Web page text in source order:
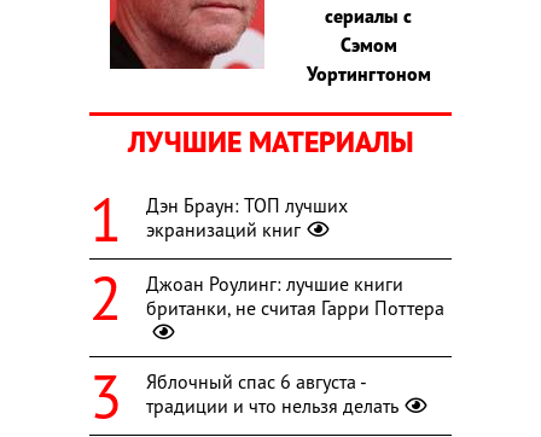
сериалы с
Сэмом
Уортингтоном
ЛУЧШИЕ МАТЕРИАЛЫ
Дэн Браун: ТОП лучших
экранизаций книг
Джоан Роулинг: лучшие книги
британки, не считая Гарри Поттера
Яблочный спас 6 августа -
традиции и что нельзя делать